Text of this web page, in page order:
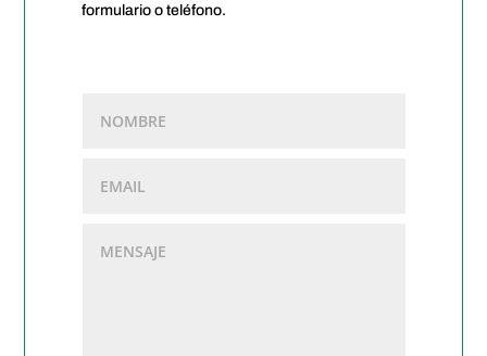
formulario o teléfono.